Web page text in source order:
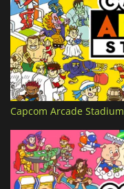
Capcom Arcade Stadium